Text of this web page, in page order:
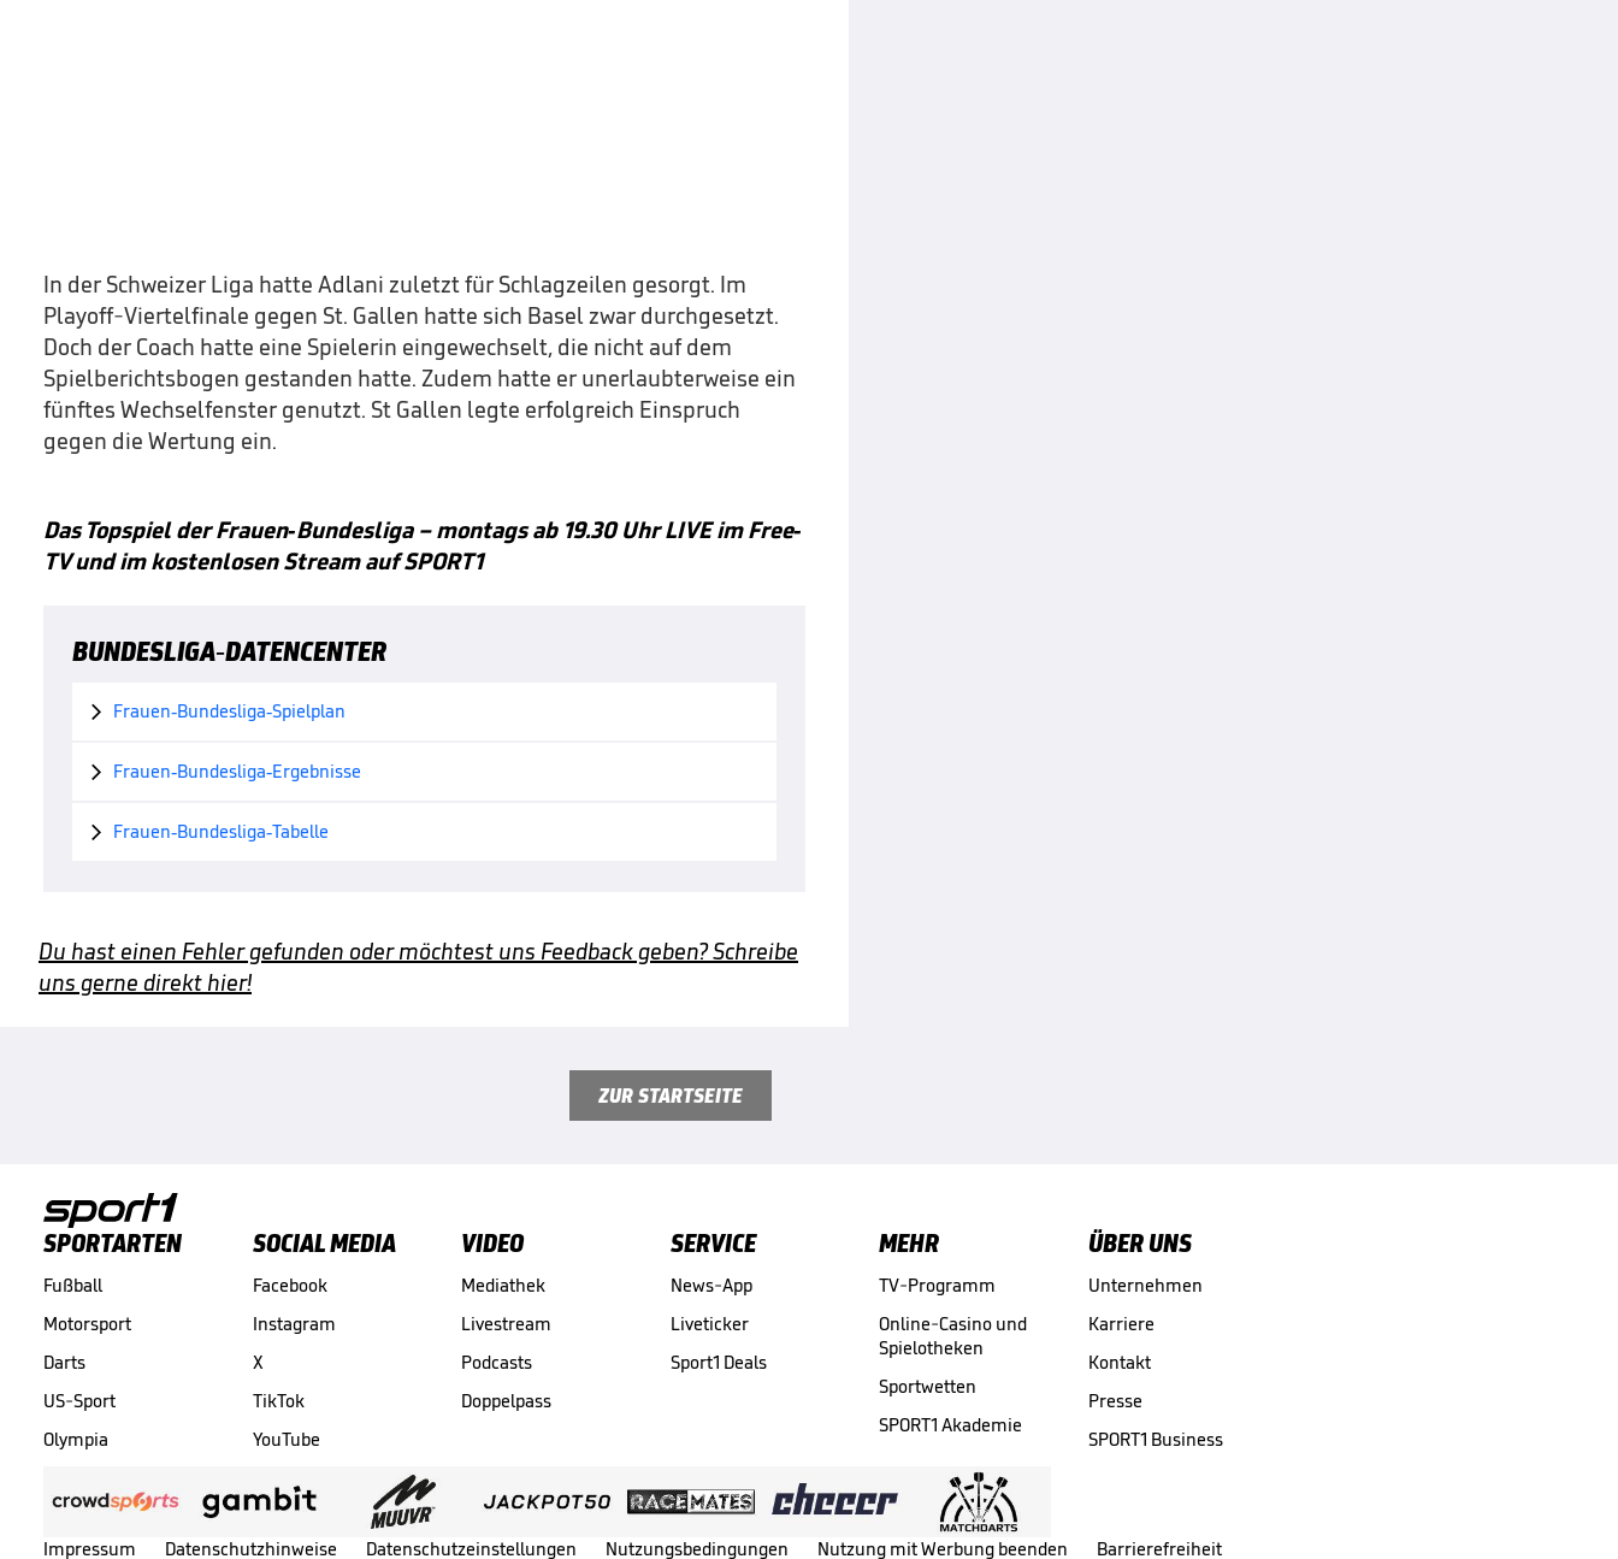
In der Schweizer Liga hatte Adlani zuletzt für Schlagzeilen gesorgt. Im
Playoff-Viertelfinale gegen St. Gallen hatte sich Basel zwar durchgesetzt.
Doch der Coach hatte eine Spielerin eingewechselt, die nicht auf dem
Spielberichtsbogen gestanden hatte. Zudem hatte er unerlaubterweise ein
fünftes Wechselfenster genutzt. St Gallen legte erfolgreich Einspruch
gegen die Wertung ein.
Das Topspiel der Frauen-Bundesliga – montags ab 19.30 Uhr LIVE im Free-
TV und im kostenlosen Stream auf SPORT1
BUNDESLIGA-DATENCENTER
 Frauen-Bundesliga-Spielplan
 Frauen-Bundesliga-Ergebnisse
 Frauen-Bundesliga-Tabelle
Du hast einen Fehler gefunden oder möchtest uns Feedback geben? Schreibe
uns gerne direkt hier!
ZUR STARTSEITE
SPORTARTEN
Fußball
Motorsport
Darts
US-Sport
Olympia
SOCIAL MEDIA
Facebook
Instagram
X
TikTok
YouTube
VIDEO
Mediathek
Livestream
Podcasts
Doppelpass
SERVICE
News-App
Liveticker
Sport1 Deals
MEHR
TV-Programm
Online-Casino und
Spielotheken
Sportwetten
SPORT1 Akademie
ÜBER UNS
Unternehmen
Karriere
Kontakt
Presse
SPORT1 Business
Impressum Datenschutzhinweise Datenschutzeinstellungen Nutzungsbedingungen Nutzung mit Werbung beenden Barrierefreiheit